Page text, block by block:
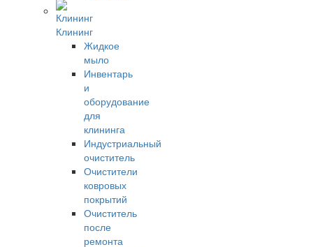
Клининг
Жидкое
мыло
Инвентарь
и
оборудование
для
клининга
Индустриальный
очиститель
Очистители
ковровых
покрытий
Очиститель
после
ремонта